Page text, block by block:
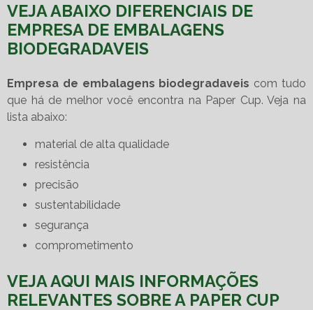
VEJA ABAIXO DIFERENCIAIS DE
EMPRESA DE EMBALAGENS
BIODEGRADAVEIS
Empresa de embalagens biodegradaveis com tudo
que há de melhor você encontra na Paper Cup. Veja na
lista abaixo:
material de alta qualidade
resistência
precisão
sustentabilidade
segurança
comprometimento
VEJA AQUI MAIS INFORMAÇÕES
RELEVANTES SOBRE A PAPER CUP